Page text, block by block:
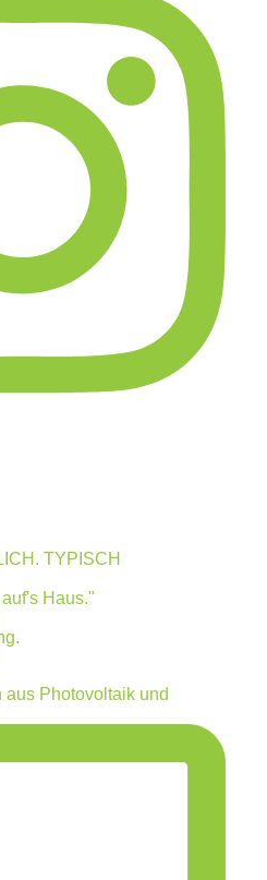
TYPISCH
Haus."
Photovoltaik und